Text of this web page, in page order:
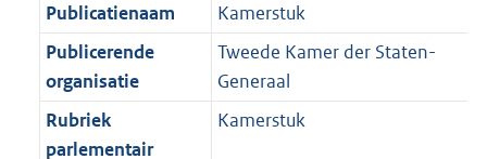
Publicatienaam
Kamerstuk
Publicerende
organisatie
Tweede Kamer der Staten-
Generaal
Rubriek
parlementair
Kamerstuk